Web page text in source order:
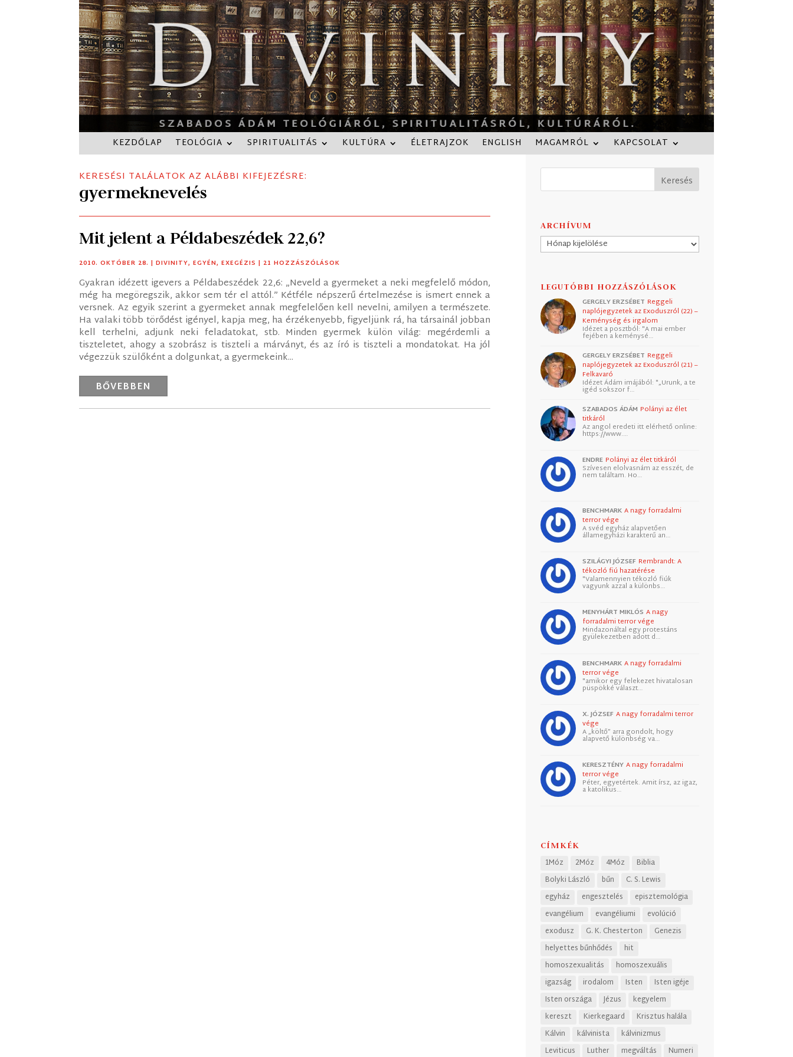
KEZDŐLAP TEOLÓGIA SPIRITUALITÁS KULTÚRA ÉLETRAJZOK ENGLISH MAGAMRÓL KAPCSOLAT
KERESÉSI TALÁLATOK AZ ALÁBBI KIFEJEZÉSRE:
gyermeknevelés
Mit jelent a Példabeszédek 22,6?
2010. OKTÓBER 28. |DIVINITY,EGYÉN,EXEGÉZIS | 21 HOZZÁSZÓLÁSOK
Gyakran idézett igevers a Példabeszédek 22,6: „Neveld a gyermeket a neki megfelelő módon,
még ha megöregszik, akkor sem tér el attól.” Kétféle népszerű értelmezése is ismert ennek a
versnek. Az egyik szerint a gyermeket annak megfelelően kell nevelni, amilyen a természete.
Ha valaki több törődést igényel, kapja meg, ha érzékenyebb, figyeljünk rá, ha társainál jobban
kell terhelni, adjunk neki feladatokat, stb. Minden gyermek külön világ: megérdemli a
tiszteletet, ahogy a szobrász is tiszteli a márványt, és az író is tiszteli a mondatokat. Ha jól
végezzük szülőként a dolgunkat, a gyermekeink...
BŐVEBBEN
ARCHÍVUM
Archívum
LEGUTÓBBI HOZZÁSZÓLÁSOK
GERGELY ERZSÉBET Reggeli
naplójegyzetek az Exoduszról (22) –
Keménység és irgalom
Idézet a posztból: "A mai ember
fejében a keménysé…
GERGELY ERZSÉBET Reggeli
naplójegyzetek az Exoduszról (21) –
Felkavaró
Idézet Ádám imájából: "„Urunk, a te
igéd sokszor f…
SZABADOS ÁDÁM Polányi az élet
titkáról
Az angol eredeti itt elérhető online:
https://www.…
ENDRE Polányi az élet titkáról
Szívesen elolvasnám az esszét, de
nem találtam. Ho…
BENCHMARK A nagy forradalmi
terror vége
A svéd egyház alapvetően
államegyházi karakterű an…
SZILÁGYI JÓZSEF Rembrandt: A
tékozló fiú hazatérése
"Valamennyien tékozló fiúk
vagyunk azzal a különbs…
MENYHÁRT MIKLÓS A nagy
forradalmi terror vége
Mindazonáltal egy protestáns
gyülekezetben adott d…
BENCHMARK A nagy forradalmi
terror vége
"amikor egy felekezet hivatalosan
püspökké választ…
X. JÓZSEF A nagy forradalmi terror
vége
A „költő” arra gondolt, hogy
alapvető különbség va…
KERESZTÉNY A nagy forradalmi
terror vége
Péter, egyetértek. Amit írsz, az igaz,
a katolikus…
CÍMKÉK
1Móz 2Móz 4Móz
Biblia
Bolyki László
bűn
C. S. Lewis
egyház
engesztelés
episztemológia
evangélium
evangéliumi
evolúció
exodusz
G. K. Chesterton
Genezis
helyettes bűnhődés
hit
homoszexualitás
homoszexuális
igazság
irodalom Isten
Isten igéje
Isten országa
Jézus
kegyelem
kereszt
Kierkegaard
Krisztus halála
Kálvin
kálvinista
kálvinizmus
Leviticus
Luther megváltás Numeri